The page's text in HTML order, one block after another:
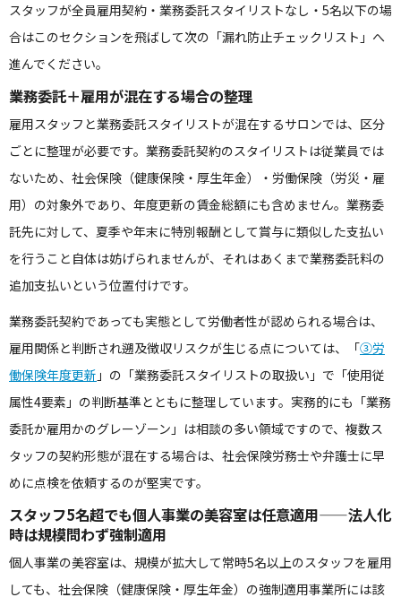
スタッフが全員雇用契約・業務委託スタイリストなし・5名以下の場
合はこのセクションを飛ばして次の「漏れ防止チェックリスト」へ
進んでください。
業務委託＋雇用が混在する場合の整理
雇用スタッフと業務委託スタイリストが混在するサロンでは、区分
ごとに整理が必要です。業務委託契約のスタイリストは従業員では
ないため、社会保険（健康保険・厚生年金）・労働保険（労災・雇
用）の対象外であり、年度更新の賃金総額にも含めません。業務委
託先に対して、夏季や年末に特別報酬として賞与に類似した支払い
を行うこと自体は妨げられませんが、それはあくまで業務委託料の
追加支払いという位置付けです。
業務委託契約であっても実態として労働者性が認められる場合は、
雇用関係と判断され遡及徴収リスクが生じる点については、「③労
働保険年度更新 」の「業務委託スタイリストの取扱い」で「使用従
属性4要素」の判断基準とともに整理しています。実務的にも「業務
委託か雇用かのグレーゾーン」は相談の多い領域ですので、複数ス
タッフの契約形態が混在する場合は、社会保険労務士や弁護士に早
めに点検を依頼するのが堅実です。
スタッフ5名超でも個人事業の美容室は任意適用——法人化
時は規模問わず強制適用
個人事業の美容室は、規模が拡大して常時5名以上のスタッフを雇用
しても、社会保険（健康保険・厚生年金）の強制適用事業所には該